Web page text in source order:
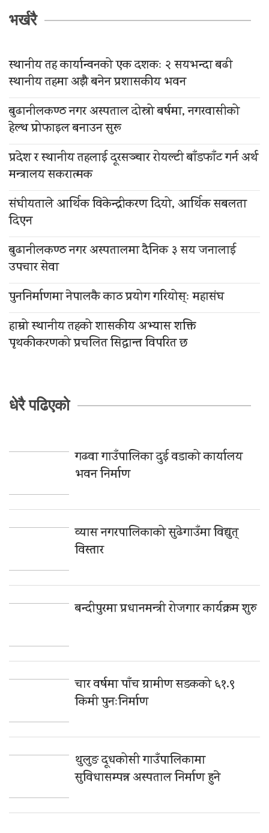
भर्खरै
स्थानीय तह कार्यान्वनको एक दशकः २ सयभन्दा बढी
स्थानीय तहमा अझै बनेन प्रशासकीय भवन
बुढानीलकण्ठ नगर अस्पताल दोस्रो बर्षमा, नगरवासीको
हेल्थ प्रोफाइल बनाउन सुरू
प्रदेश र स्थानीय तहलाई दूरसञ्चार रोयल्टी बाँडफाँट गर्न अर्थ
मन्त्रालय सकरात्मक
संघीयताले आर्थिक विकेन्द्रीकरण दियो, आर्थिक सबलता
दिएन
बुढानीलकण्ठ नगर अस्पतालमा दैनिक ३ सय जनालाई
उपचार सेवा
पुननिर्माणमा नेपालकै काठ प्रयोग गरियोस्ः महासंघ
हाम्रो स्थानीय तहको शासकीय अभ्यास शक्ति
पृथकीकरणको प्रचलित सिद्धान्त विपरित छ
धेरै पढिएको
गढवा गाउँपालिका दुई वडाको कार्यालय
भवन निर्माण
व्यास नगरपालिकाको सुढेगाउँमा विद्युत्
विस्तार
बन्दीपुरमा प्रधानमन्त्री रोजगार कार्यक्रम शुरु
चार वर्षमा पाँच ग्रामीण सडकको ६१.९
किमी पुनःनिर्माण
थुलुङ दूधकोसी गाउँपालिकामा
सुविधासम्पन्न अस्पताल निर्माण हुने